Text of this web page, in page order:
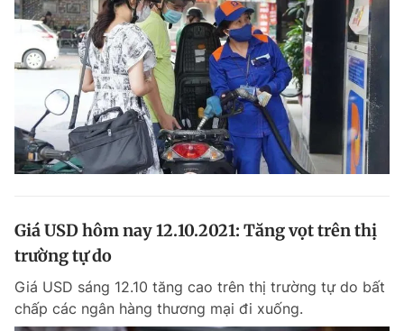
Giá USD hôm nay 12.10.2021: Tăng vọt trên thị
trường tự do
Giá USD sáng 12.10 tăng cao trên thị trường tự do bất
chấp các ngân hàng thương mại đi xuống.